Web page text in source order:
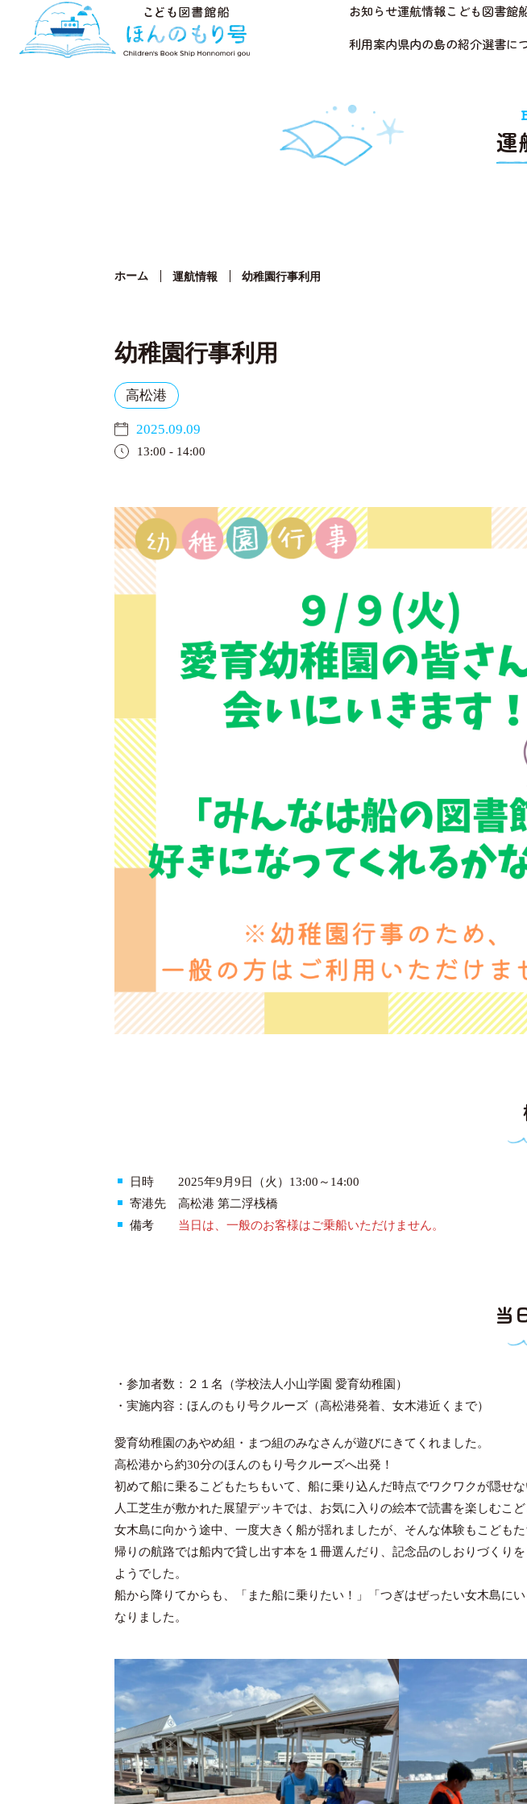
お知らせ運航情報こども図書館
利用案内県内の島の紹介選書に
運
ホーム 運航情報 幼稚園行事利用
幼稚園行事利用
高松港
2025.09.09
13:00 - 14:00
日時 2025年9月9日（火）13:00～14:00
寄港先 高松港 第二浮桟橋
備考 当日は、一般のお客様はご乗船いただけません。
当
・参加者数：２１名（学校法人小山学園 愛育幼稚園）
・実施内容：ほんのもり号クルーズ（高松港発着、女木港近くまで）
愛育幼稚園のあやめ組・まつ組のみなさんが遊びにきてくれました。
高松港から約30分のほんのもり号クルーズへ出発！
初めて船に乗るこどもたちもいて、船に乗り込んだ時点でワクワクが隠せな
人工芝生が敷かれた展望デッキでは、お気に入りの絵本で読書を楽しむこ
女木島に向かう途中、一度大きく船が揺れましたが、そんな体験もこども
帰りの航路では船内で貸し出す本を１冊選んだり、記念品のしおりづくり
ようでした。
船から降りてからも、「また船に乗りたい！」「つぎはぜったい女木島に
なりました。